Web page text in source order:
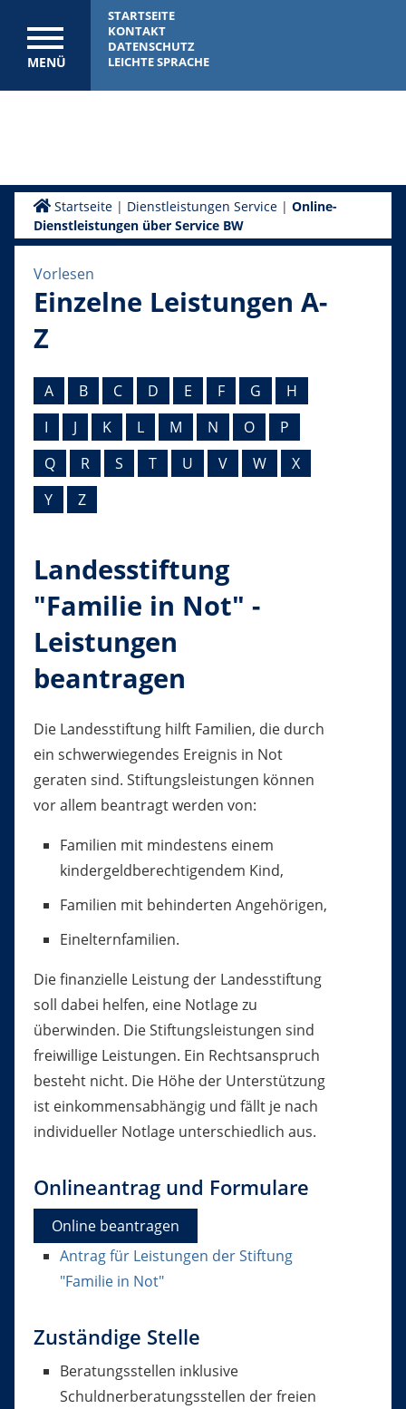
MENÜ
STARTSEITE
KONTAKT
DATENSCHUTZ
LEICHTE SPRACHE
Startseite| Dienstleistungen Service| Online-
Dienstleistungen über Service BW
Vorlesen
Einzelne Leistungen A-
Z
A B C D E F G
H
I
J K L M N O
P
Q
R S T U V W
X
Y
Z
Landesstiftung
"Familie in Not" -
Leistungen
beantragen
Die Landesstiftung hilft Familien, die durch
ein schwerwiegendes Ereignis in Not
geraten sind. Stiftungsleistungen können
vor allem beantragt werden von:
Familien mit mindestens einem
kindergeldberechtigendem Kind,
Familien mit behinderten Angehörigen,
Einelternfamilien.
Die finanzielle Leistung der Landesstiftung
soll dabei helfen, eine Notlage zu
überwinden. Die Stiftungsleistungen sind
freiwillige Leistungen. Ein Rechtsanspruch
besteht nicht. Die Höhe der Unterstützung
ist einkommensabhängig und fällt je nach
individueller Notlage unterschiedlich aus.
Onlineantrag und Formulare
Online beantragen
Antrag für Leistungen der Stiftung
"Familie in Not"
Zuständige Stelle
Beratungsstellen inklusive
Schuldnerberatungsstellen der freien